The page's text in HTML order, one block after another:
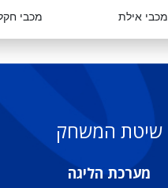
מכבי מכבי אילת
שיטת המשחק
מערכת הליגה